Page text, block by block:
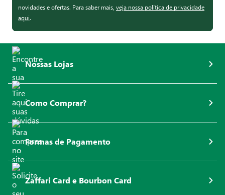
novidades e ofertas. Para saber mais, veja nossa política de privacidade
aqui.
Nossas Lojas
Como Comprar?
Formas de Pagamento
Zaffari Card e Bourbon Card